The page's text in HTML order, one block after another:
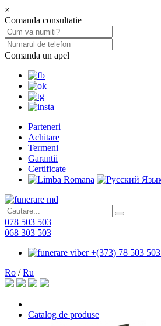
×
Comanda consultatie
Comanda un apel
Parteneri
Achitare
Termeni
Garantii
Certificate
078 503 503
068 303 503
+(373) 78 503 503
Ro /Ru
Catalog de produse